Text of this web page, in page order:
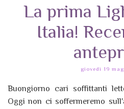
La prima
Italia!
giovedì 19
Buongiorno cari soffittanti
Oggi non ci soffermeremo